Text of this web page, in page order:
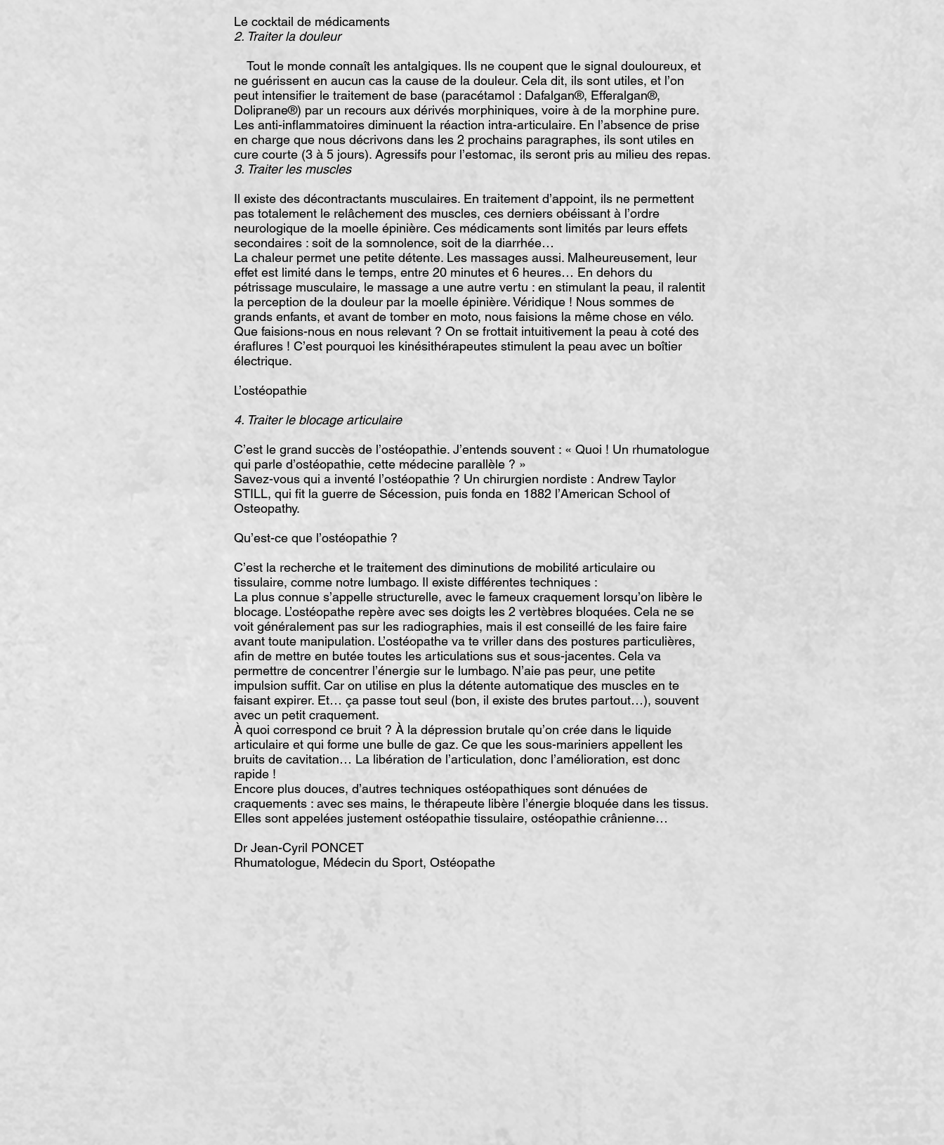
Le cocktail de médicaments
2. Traiter la douleur
Tout le monde connaît les antalgiques. Ils ne coupent que le signal douloureux, et
ne guérissent en aucun cas la cause de la douleur. Cela dit, ils sont utiles, et l’on
peut intensifier le traitement de base (paracétamol : Dafalgan®, Efferalgan®,
Doliprane®) par un recours aux dérivés morphiniques, voire à de la morphine pure.
Les anti-inflammatoires diminuent la réaction intra-articulaire. En l’absence de prise
en charge que nous décrivons dans les 2 prochains paragraphes, ils sont utiles en
cure courte (3 à 5 jours). Agressifs pour l’estomac, ils seront pris au milieu des repas.
3. Traiter les muscles
Il existe des décontractants musculaires. En traitement d’appoint, ils ne permettent
pas totalement le relâchement des muscles, ces derniers obéissant à l’ordre
neurologique de la moelle épinière. Ces médicaments sont limités par leurs effets
secondaires : soit de la somnolence, soit de la diarrhée…
La chaleur permet une petite détente. Les massages aussi. Malheureusement, leur
effet est limité dans le temps, entre 20 minutes et 6 heures… En dehors du
pétrissage musculaire, le massage a une autre vertu : en stimulant la peau, il ralentit
la perception de la douleur par la moelle épinière. Véridique ! Nous sommes de
grands enfants, et avant de tomber en moto, nous faisions la même chose en vélo.
Que faisions-nous en nous relevant ? On se frottait intuitivement la peau à coté des
éraflures ! C’est pourquoi les kinésithérapeutes stimulent la peau avec un boîtier
électrique.
L’ostéopathie
4. Traiter le blocage articulaire
C’est le grand succès de l’ostéopathie. J’entends souvent : « Quoi ! Un rhumatologue
qui parle d’ostéopathie, cette médecine parallèle ? »
Savez-vous qui a inventé l’ostéopathie ? Un chirurgien nordiste : Andrew Taylor
STILL, qui fit la guerre de Sécession, puis fonda en 1882 l’American School of
Osteopathy.
Qu’est-ce que l’ostéopathie ?
C’est la recherche et le traitement des diminutions de mobilité articulaire ou
tissulaire, comme notre lumbago. Il existe différentes techniques :
La plus connue s’appelle structurelle, avec le fameux craquement lorsqu’on libère le
blocage. L’ostéopathe repère avec ses doigts les 2 vertèbres bloquées. Cela ne se
voit généralement pas sur les radiographies, mais il est conseillé de les faire faire
avant toute manipulation. L’ostéopathe va te vriller dans des postures particulières,
afin de mettre en butée toutes les articulations sus et sous-jacentes. Cela va
permettre de concentrer l’énergie sur le lumbago. N’aie pas peur, une petite
impulsion suffit. Car on utilise en plus la détente automatique des muscles en te
faisant expirer. Et… ça passe tout seul (bon, il existe des brutes partout…), souvent
avec un petit craquement.
À quoi correspond ce bruit ? À la dépression brutale qu’on crée dans le liquide
articulaire et qui forme une bulle de gaz. Ce que les sous-mariniers appellent les
bruits de cavitation… La libération de l’articulation, donc l’amélioration, est donc
rapide !
Encore plus douces, d’autres techniques ostéopathiques sont dénuées de
craquements : avec ses mains, le thérapeute libère l’énergie bloquée dans les tissus.
Elles sont appelées justement ostéopathie tissulaire, ostéopathie crânienne…
Dr Jean-Cyril PONCET
Rhumatologue, Médecin du Sport, Ostéopathe